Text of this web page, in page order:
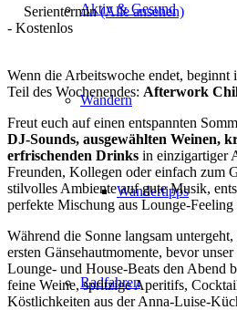
Aktiv & Gesund
Wandern
Wandertipps
Radfahren
Serientermin(Alle ansehen)
- Kostenlos
Wenn die Arbeitswoche endet, beginnt
Teil des Wochenendes: Afterwork
Freut euch auf einen entspannten
DJ-Sounds, ausgewählten Weinen,
erfrischenden Drinks in einzigartiger
Freunden, Kollegen oder einfach zum
stilvolles Ambiente auf gute Musik,
perfekte Mischung aus Lounge-Feeling
Während die Sonne langsam
ersten Gänsehautmomente, bevor
Lounge- und House-Beats den Abend
feine Weine, spritzige Aperitifs,
Köstlichkeiten aus der Anna-Luise-